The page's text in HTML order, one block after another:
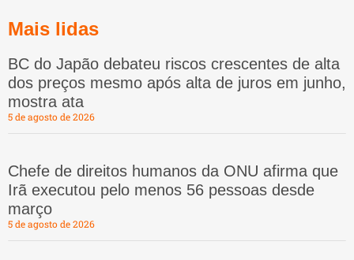
Mais lidas
BC do Japão debateu riscos crescentes de alta
dos preços mesmo após alta de juros em junho,
mostra ata
5 de agosto de 2026
Chefe de direitos humanos da ONU afirma que
Irã executou pelo menos 56 pessoas desde
março
5 de agosto de 2026